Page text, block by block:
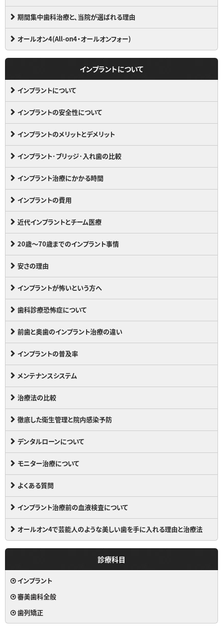
期間集中歯科治療と、当院が選ばれる理由
オールオン4(All-on4・オールオンフォー)
インプラントについて
インプラントについて
インプラントの安全性について
インプラントのメリットとデメリット
インプラント･ブリッジ･入れ歯の比較
インプラント治療にかかる時間
インプラントの費用
近代インプラントとチーム医療
20歳～70歳までのインプラント事情
安さの理由
インプラントが怖いという方へ
歯科診療恐怖症について
前歯と奥歯のインプラント治療の違い
インプラントの普及率
メンテナンスシステム
治療法の比較
徹底した衛生管理と院内感染予防
デンタルローンについて
モニター治療について
よくある質問
インプラント治療前の血液検査について
オールオン4で芸能人のような美しい歯を手に入れる理由と治療法
診療科目
インプラント
審美歯科全般
歯列矯正